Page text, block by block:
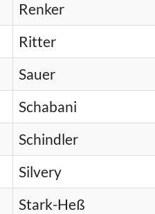
Renker
Ritter
Sauer
Schabani
Schindler
Silvery
Stark-Heß